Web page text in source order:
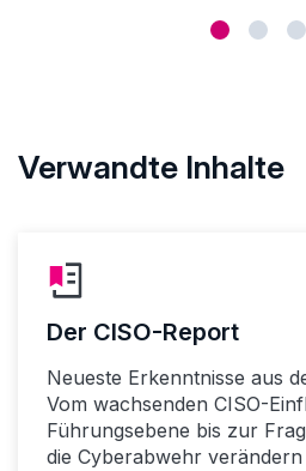
Verwandte Inhalte
Der CISO-Report
Neueste Erkenntnisse aus
Vom wachsenden CISO-
Führungsebene bis zur
die Cyberabwehr verändern